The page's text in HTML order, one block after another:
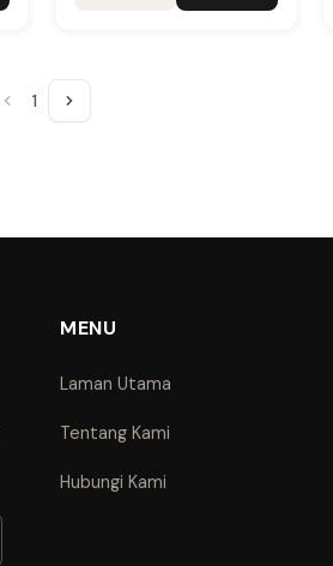
1
MENU
Laman Utama
Tentang Kami
Hubungi Kami